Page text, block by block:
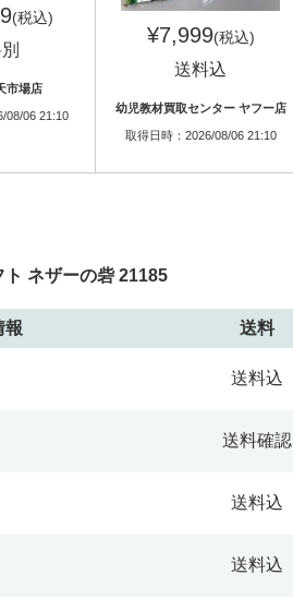
(税込)
市場店
08/06 21:10
¥7,999(税込)
送料込
幼児教材買取センター ヤフー店
取得日時：2026/08/06 21:10
ネザーの砦 21185
報 送料
送料込
送料確認
送料込
送料込